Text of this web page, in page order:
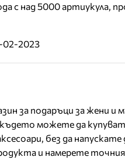
с над 5000 артиукула,
02-2023
за подаръци за жени и
можете да
без да напускате
и намерете